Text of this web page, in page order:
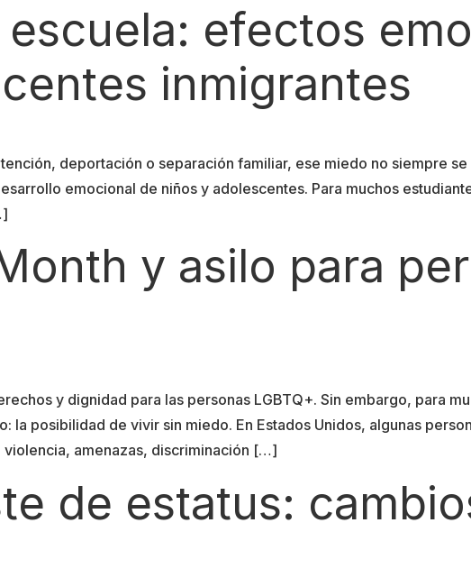
escuela: efectos
inmigrantes
deportación o separación familiar, ese miedo no siempre se
emocional de niños y adolescentes. Para muchos
y asilo para
y dignidad para las personas LGBTQ+. Sin embargo, para
posibilidad de vivir sin miedo. En Estados Unidos, algunas
amenazas, discriminación […]
de estatus: